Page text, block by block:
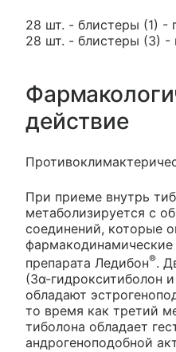
28 шт. - блистеры (1) -
28 шт. - блистеры (3) -
действие
При приеме внутрь
метаболизируется с
соединений, которые
фармакодинамические
препарата Ледибон®.
(3α-гидрокситиболон
обладают
то время как третий
тиболона обладает
андрогеноподобной